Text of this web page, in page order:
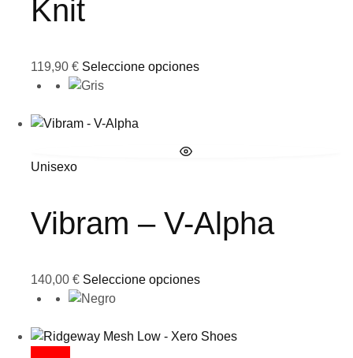
Knit
119,90 € Seleccione opciones
Unisexo
Vibram – V-Alpha
140,00 € Seleccione opciones